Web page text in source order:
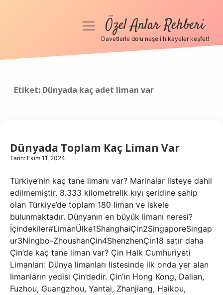
Anasayfa
menüyüÖzel Anlar Rehberi
Davetlerle dolu neşeli hikayeler keşfet!
Etiket: Dünyada kaç adet liman var
Dünyada Toplam Kaç Liman Var
Tarih: Ekim 11, 2024
Türkiye’nin kaç tane limanı var? Marinalar listeye dahil
edilmemiştir. 8.333 kilometrelik kıyı şeridine sahip
olan Türkiye’de toplam 180 liman ve iskele
bulunmaktadır. Dünyanın en büyük limanı neresi?
İçindekiler#LimanÜlke1ShanghaiÇin2SingaporeSingap
ur3Ningbo-ZhoushanÇin4ShenzhenÇin18 satır daha
Çin’de kaç tane liman var? Çin Halk Cumhuriyeti
Limanları: Dünya limanları listesinde ilk onda yer alan
limanların yedisi Çin’dedir. Çin’in Hong Kong, Dalian,
Fuzhou, Guangzhou, Yantai, Zhanjiang, Haikou,